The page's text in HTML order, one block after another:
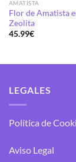
AMATISTA
Flor de Amatista
Zeolita
45.99€
LEGALES
Política de
Aviso Legal